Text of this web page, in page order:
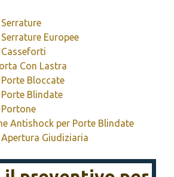
Europee
Con Lastra
Bloccate
Blindate
Portone
Antishock per Porte Blindate
Apertura Giudiziaria